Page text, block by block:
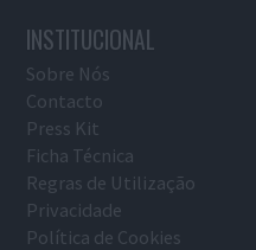
INSTITUCIONAL
Sobre Nós
Contacto
Press Kit
Ficha Técnica
Regras de Utilização
Privacidade
Política de Cookies